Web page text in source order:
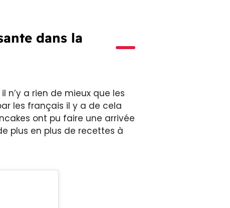
dans la
n’y a rien de mieux que les
les français il y a de cela
ont pu faire une arrivée
plus en plus de recettes à